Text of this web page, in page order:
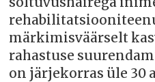
märkimisväärselt
rahastuse
on järjekorras üle 30